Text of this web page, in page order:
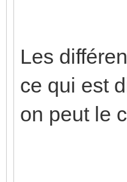
--
weight:
info$: |
Les
ce qui est
on peut le